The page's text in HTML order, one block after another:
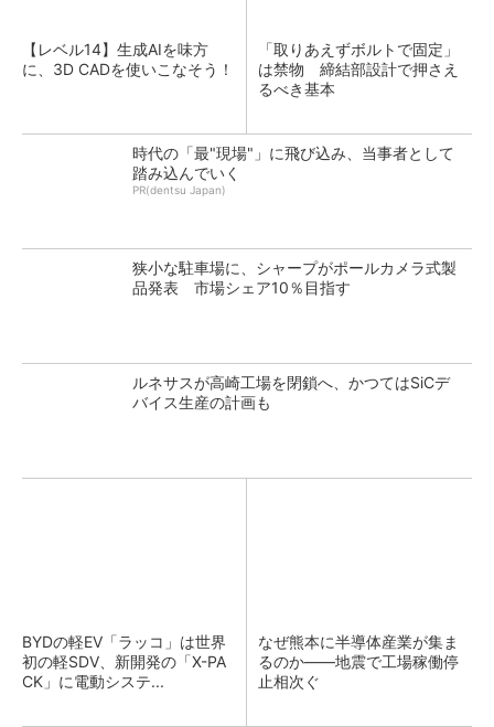
【レベル14】生成AIを味方
に、3D CADを使いこなそう！
「取りあえずボルトで固定」
は禁物 締結部設計で押さえ
るべき基本
時代の「最"現場"」に飛び込み、当事者として
踏み込んでいく
PR(dentsu Japan)
狭小な駐車場に、シャープがポールカメラ式製
品発表 市場シェア10％目指す
ルネサスが高崎工場を閉鎖へ、かつてはSiCデ
バイス生産の計画も
BYDの軽EV「ラッコ」は世界
初の軽SDV、新開発の「X-PA
CK」に電動システ...
なぜ熊本に半導体産業が集ま
るのか――地震で工場稼働停
止相次ぐ